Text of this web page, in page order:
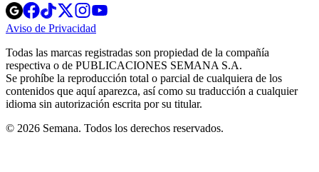
Opens
in
new
Opens
in
new
Opens
in
new
window
Opens
new
windowwindow
Aviso de Privacidad
new
window
Todas las marcas registradas son propiedad de la compañía
respectiva o de PUBLICACIONES SEMANA S.A.
Se prohíbe la reproducción total o parcial de cualquiera de los
contenidos que aquí aparezca, así como su traducción a cualquier
idioma sin autorización escrita por su titular.
© 2026 Semana. Todos los derechos reservados.